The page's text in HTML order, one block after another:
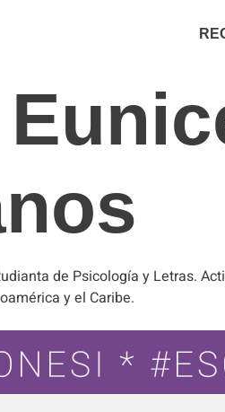
de Psicología y Letras.
y el Caribe.